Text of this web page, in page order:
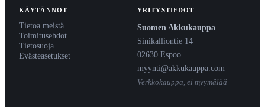
KÄYTÄNNÖT
Tietoa meistä
Toimitusehdot
Tietosuoja
Evästeasetukset
YRITYSTIEDOT
Suomen Akkukauppa
Sinikalliontie 14
02630 Espoo
myynti@akkukauppa.com
Verkkokauppa, ei myymälää